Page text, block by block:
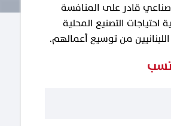
قادر على المنافسة
احتياجات التصنيع المحلية
من توسيع أعمالهم.